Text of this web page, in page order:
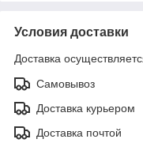
Условия доставки
Доставка
Самовывоз
Доставка курьером
Доставка почтой